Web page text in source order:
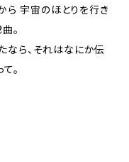
ら 宇宙のほとりを行き
。
なら、それはなにか伝
。